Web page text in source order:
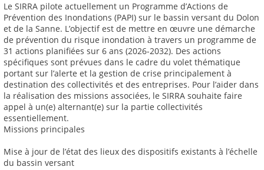
Le SIRRA pilote actuellement un Programme d’Actions de
Prévention des Inondations (PAPI) sur le bassin versant du Dolon
et de la Sanne. L’objectif est de mettre en œuvre une démarche
de prévention du risque inondation à travers un programme de
31 actions planifiées sur 6 ans (2026-2032). Des actions
spécifiques sont prévues dans le cadre du volet thématique
portant sur l’alerte et la gestion de crise principalement à
destination des collectivités et des entreprises. Pour l’aider dans
la réalisation des missions associées, le SIRRA souhaite faire
appel à un(e) alternant(e) sur la partie collectivités
essentiellement.
Missions principales
Mise à jour de l’état des lieux des dispositifs existants à l’échelle
du bassin versant